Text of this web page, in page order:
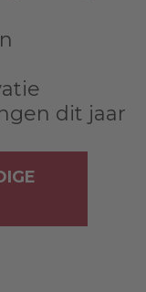
dit jaar